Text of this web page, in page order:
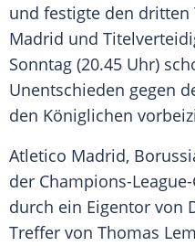
und festigte den
Madrid und
Sonntag (20.45 Uhr)
Unentschieden gegen
den Königlichen
Atletico Madrid,
der Champions-
durch ein Eigentor von
Treffer von Thomas